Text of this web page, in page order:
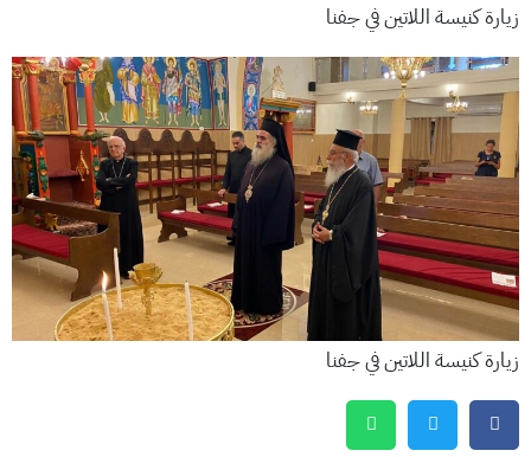
زيارة كنيسة اللاتين في جفنا
زيارة كنيسة اللاتين في جفنا